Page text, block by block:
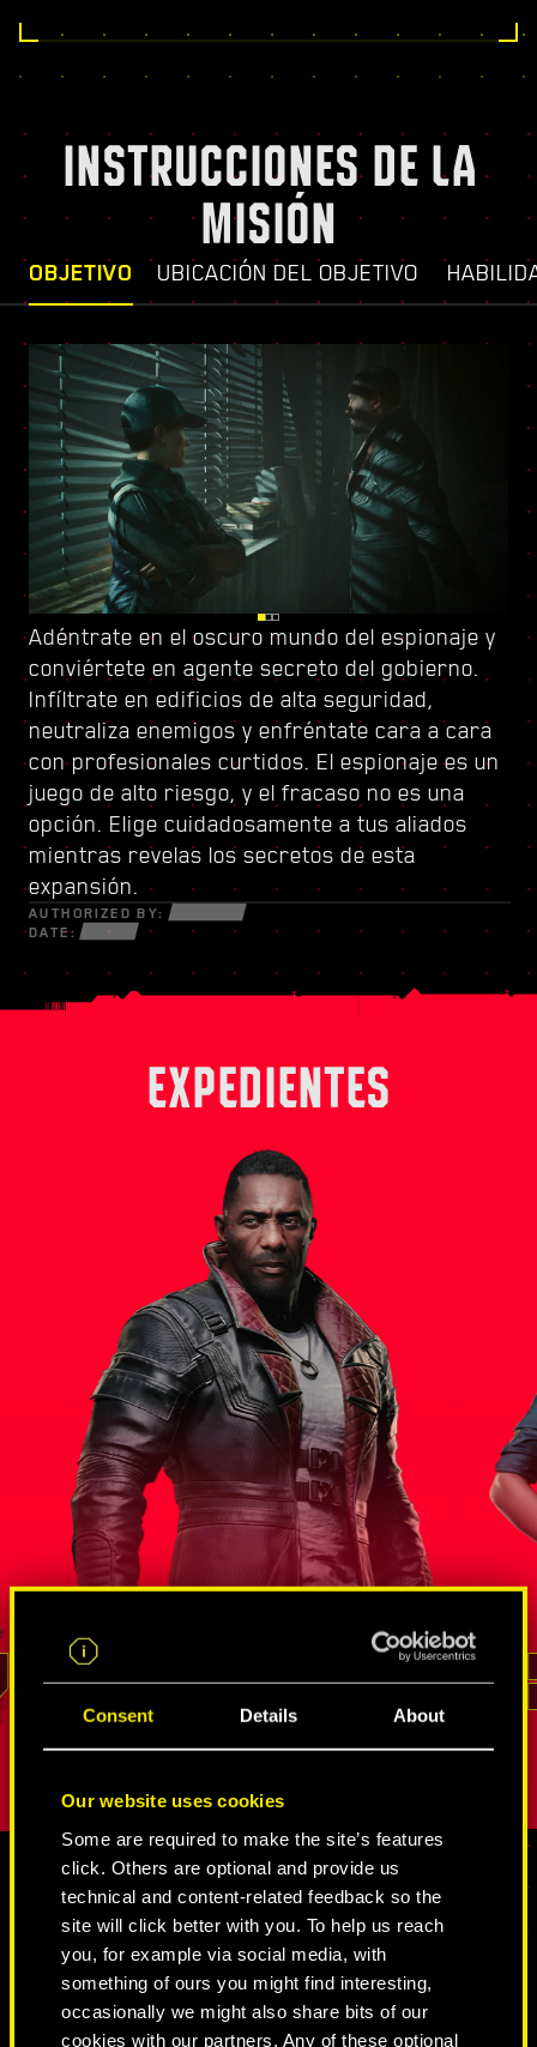
Consent Details About
Our website uses cookies
Some are required to make the site’s features
click. Others are optional and provide us
technical and content-related feedback so the
site will click better with you. To help us reach
you, for example via social media, with
something of ours you might find interesting,
occasionally we might also share bits of our
cookies with our partners. Any of these optional
INSTRUCCIONES DE LA
MISIÓN
OBJETIVO UBICACIÓN DEL OBJETIVO
Adéntrate en el oscuro mundo del espionaje y
conviértete en agente secreto del gobierno.
Infíltrate en edificios de alta seguridad,
neutraliza enemigos y enfréntate cara a cara
con profesionales curtidos. El espionaje es un
juego de alto riesgo, y el fracaso no es una
opción. Elige cuidadosamente a tus aliados
mientras revelas los secretos de esta
expansión.
AUTHORIZED BY:
DATE:
Vigila tus espaldas en Dogtown, una urbe en
ruinas dentro de otra urbe controlada por
una milicia de gatillo fácil. Sus estructuras
derruidas están repletas de secretos y
oportunidades para aquellos que estén
dispuestos a todo. Dentro de sus muros,
descubrirás encargos y misiones de alta
intensidad con más cosas en juego que nunca.
Sube el listón con
un nuevo árbol de habilidadesy conforma un
estilo de juego único. Usa todas las armas
nuevas y piezas de ciberware a tu disposición
para sobrevivir en un mundo fracturado de
estafadores desesperados, astutos
netrunners y mercenarios sin escrúpulos
dispuestos a todo por el dinero y el poder.
EXPEDIENTES
en
recurso
Solomon Reed es un experimentado
agente de la FIA que ha demostrado su
valía en un sinfín de misiones de
inteligencia encubiertas. Él sabe mejor
las innumerables redes de
espías y netrunners
información y cómo acceder a los lugares
REED
Alex, en
de
Estados
vena
CONTENIDO MULTIMEDIA
CYBERPUNK 2077